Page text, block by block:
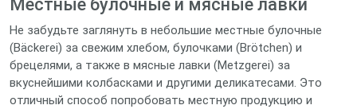
Местные булочные и мясные лавки
Не забудьте заглянуть в небольшие местные булочные
(Bäckerei) за свежим хлебом, булочками (Brötchen) и
брецелями, а также в мясные лавки (Metzgerei) за
вкуснейшими колбасками и другими деликатесами. Это
отличный способ попробовать местную продукцию и